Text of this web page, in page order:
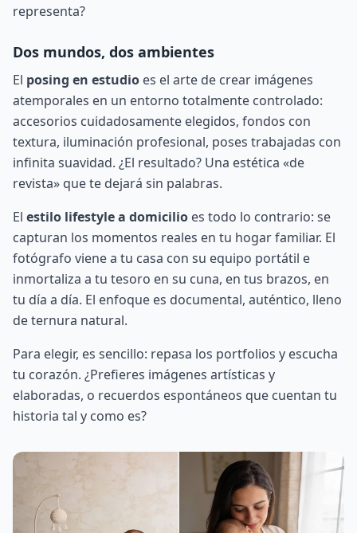
representa?
Dos mundos, dos ambientes
El posing en estudio es el arte de crear imágenes
atemporales en un entorno totalmente controlado:
accesorios cuidadosamente elegidos, fondos con
textura, iluminación profesional, poses trabajadas con
infinita suavidad. ¿El resultado? Una estética «de
revista» que te dejará sin palabras.
El estilo lifestyle a domicilio es todo lo contrario: se
capturan los momentos reales en tu hogar familiar. El
fotógrafo viene a tu casa con su equipo portátil e
inmortaliza a tu tesoro en su cuna, en tus brazos, en
tu día a día. El enfoque es documental, auténtico, lleno
de ternura natural.
Para elegir, es sencillo: repasa los portfolios y escucha
tu corazón. ¿Prefieres imágenes artísticas y
elaboradas, o recuerdos espontáneos que cuentan tu
historia tal y como es?